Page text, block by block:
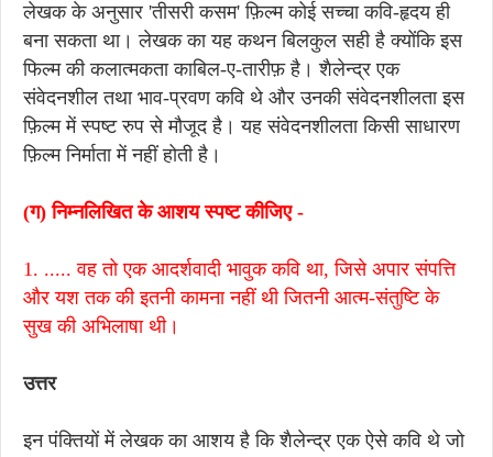
लेखक के अनुसार 'तीसरी कसम' फ़िल्म कोई सच्चा कवि-हृदय ही
बना सकता था। लेखक का यह कथन बिलकुल सही है क्योंकि इस
फिल्म की कलात्मकता काबिल-ए-तारीफ़ है। शैलेन्द्र एक
संवेदनशील तथा भाव-प्रवण कवि थे और उनकी संवेदनशीलता इस
फ़िल्म में स्पष्ट रुप से मौजूद है। यह संवेदनशीलता किसी साधारण
फ़िल्म निर्माता में नहीं होती है।
(ग) निम्नलिखित के आशय स्पष्ट कीजिए -
1. ..... वह तो एक आदर्शवादी भावुक कवि था, जिसे अपार संपत्ति
और यश तक की इतनी कामना नहीं थी जितनी आत्म-संतुष्टि के
सुख की अभिलाषा थी।
उत्तर
इन पंक्तियों में लेखक का आशय है कि शैलेन्द्र एक ऐसे कवि थे जो